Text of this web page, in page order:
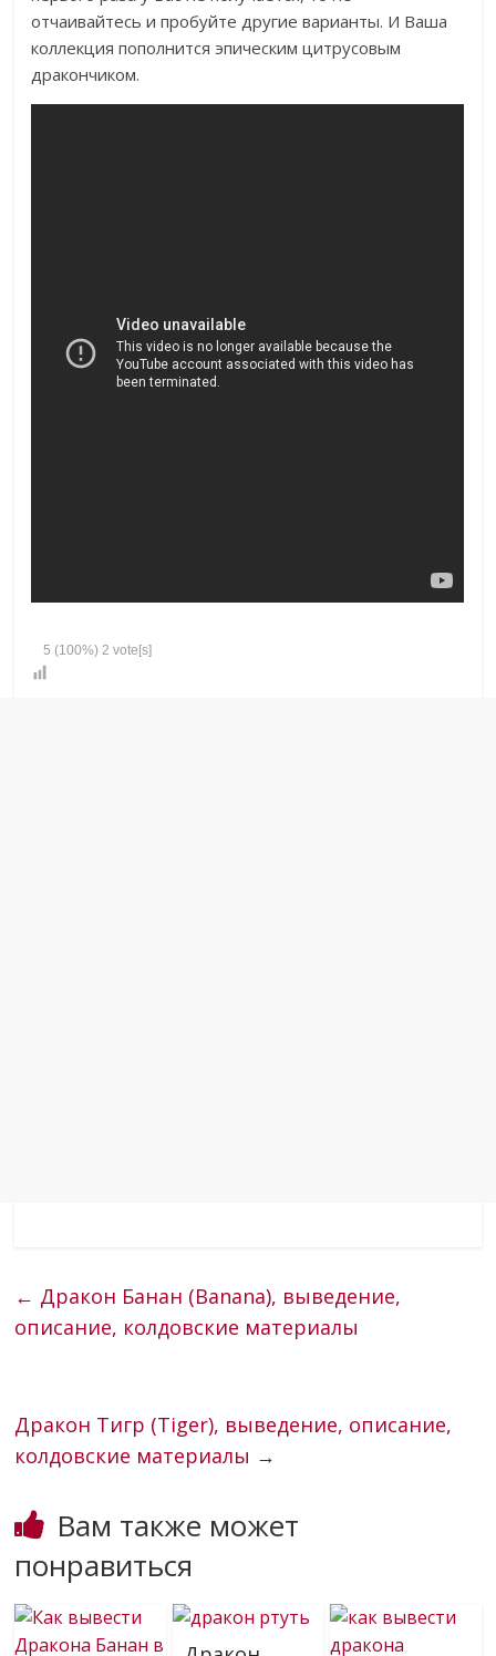
отчаивайтесь и пробуйте другие варианты. И Ваша
коллекция пополнится эпическим цитрусовым
дракончиком.
5 (100%)2 vote[s]
← Дракон Банан (Banana), выведение,
описание, колдовские материалы
Дракон Тигр (Tiger), выведение, описание,
колдовские материалы →
Вам также может
понравиться